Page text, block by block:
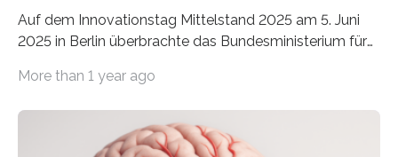
Auf dem Innovationstag Mittelstand 2025 am 5. Juni
2025 in Berlin überbrachte das Bundesministerium für
Überplanmäßige Verpflichtungsermächtigungen in
Woche vom Haushaltsausschuss freigegeben – unter
anderem zur Unterstützung der
More than 1 year ago